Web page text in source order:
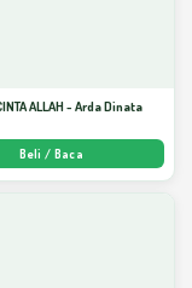
ALLAH - Arda Dinata
Beli / Baca